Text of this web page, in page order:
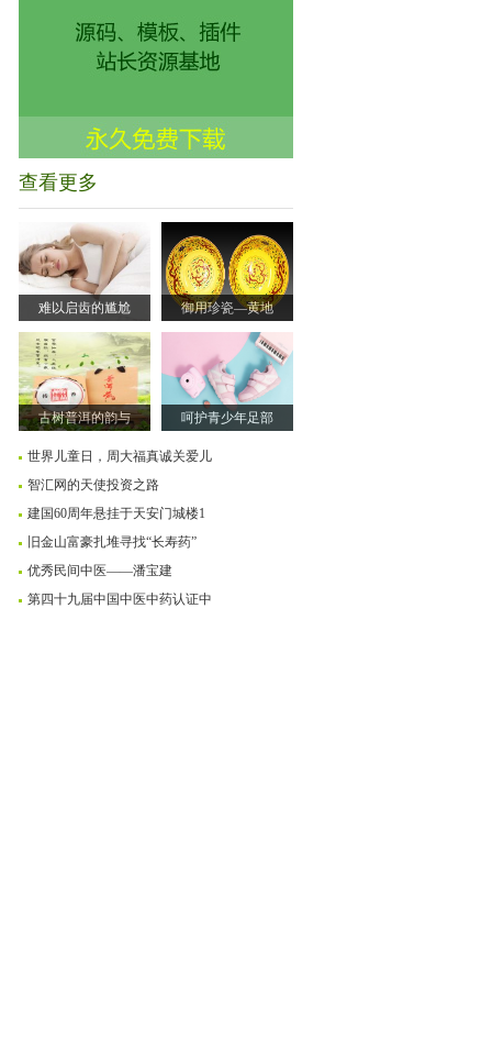
查看更多
难以启齿的尴尬 御用珍瓷—黄地
古树普洱的韵与 呵护青少年足部
世界儿童日，周大福真诚关爱儿
智汇网的天使投资之路
建国60周年悬挂于天安门城楼1
旧金山富豪扎堆寻找“长寿药”
优秀民间中医——潘宝建
第四十九届中国中医中药认证中